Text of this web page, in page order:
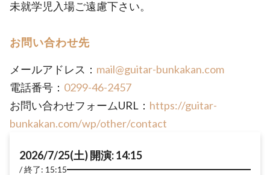
未就学児入場ご遠慮下さい。
お問い合わせ先
メールアドレス： mail@guitar-bunkakan.com
電話番号： 0299-46-2457
お問い合わせフォームURL： https://guitar-
bunkakan.com/wp/other/contact
2026/7/25(土) 開演: 14:15
終了: 15:15